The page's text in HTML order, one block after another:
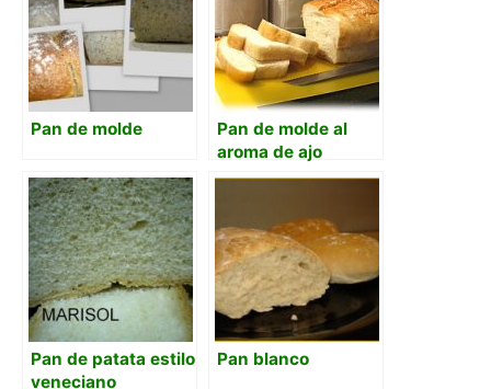
Pan de molde
Pan de molde al
aroma de ajo
Pan de patata estilo
veneciano
Pan blanco